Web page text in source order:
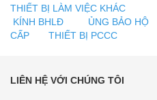
THIẾT BỊ LÀM VIỆC KHÁC
KÍNH BHLĐ
ỦNG BẢO HỘ
CẤP
THIẾT BỊ PCCC
LIÊN HỆ VỚI CHÚNG TÔI